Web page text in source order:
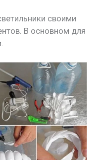
своими
В основном для